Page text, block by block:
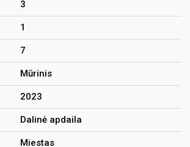
3
1
7
Mūrinis
2023
Dalinė apdaila
Miestas